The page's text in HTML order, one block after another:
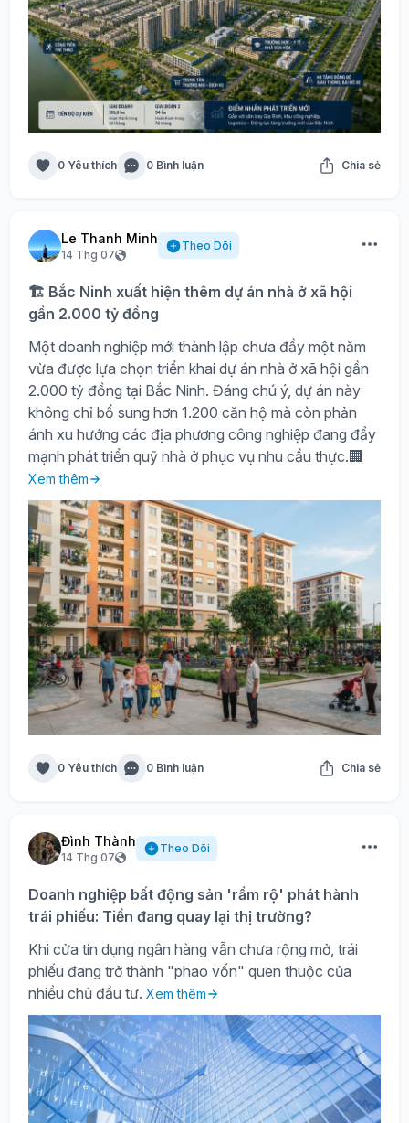
0 Yêu thích 0 Bình luận Chia sẻ
Le Thanh Minh
14 Thg 07
Theo Dõi
🏗️ Bắc Ninh xuất hiện thêm dự án nhà ở xã hội
gần 2.000 tỷ đồng
Một doanh nghiệp mới thành lập chưa đầy một năm
vừa được lựa chọn triển khai dự án nhà ở xã hội gần
2.000 tỷ đồng tại Bắc Ninh. Đáng chú ý, dự án này
không chỉ bổ sung hơn 1.200 căn hộ mà còn phản
ánh xu hướng các địa phương công nghiệp đang đẩy
mạnh phát triển quỹ nhà ở phục vụ nhu cầu thực.🏢
Xem thêm
0 Yêu thích 0 Bình luận Chia sẻ
Đình Thành
14 Thg 07
Theo Dõi
Doanh nghiệp bất động sản 'rầm rộ' phát hành
trái phiếu: Tiền đang quay lại thị trường?
Khi cửa tín dụng ngân hàng vẫn chưa rộng mở, trái
phiếu đang trở thành "phao vốn" quen thuộc của
nhiều chủ đầu tư. Xem thêm